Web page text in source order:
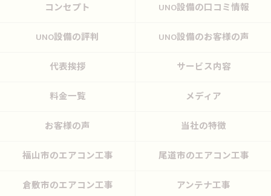
コンセプト UNO設備の口コミ情報
UNO設備の評判 UNO設備のお客様の声
代表挨拶 サービス内容
料金一覧 メディア
お客様の声 当社の特徴
福山市のエアコン工事 尾道市のエアコン工事
倉敷市のエアコン工事 アンテナ工事